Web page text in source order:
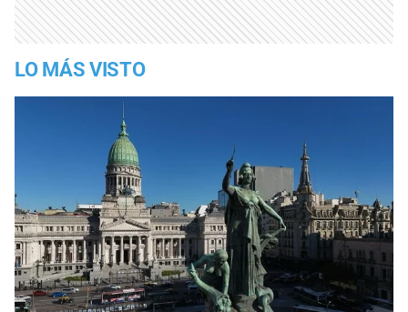
LO MÁS VISTO